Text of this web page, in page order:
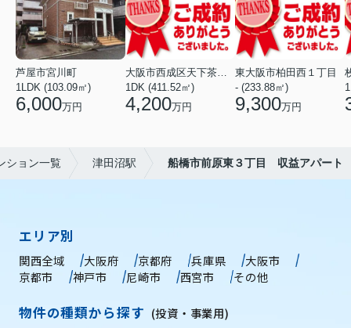
芦屋市宮川町
1LDK (103.09㎡)
6,000万円
大阪市西成区天下茶屋東１丁目
1DK (411.52㎡)
4,200万円
東大阪市柏田西１丁目
- (233.88㎡)
9,300万円
ション一覧 津田沼駅 船橋市前原東３丁目 収益アパート
エリア別
関西全域 大阪府 京都府 兵庫県
大阪市
京都市
神戸市 尼崎市 西宮市 その他
物件の種類から探す (投資・事業用)